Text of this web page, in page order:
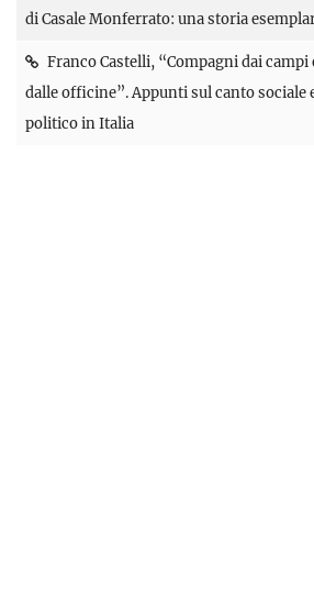
di Casale Monferrato: una storia
Franco Castelli, “Compagni dai campi
dalle officine”. Appunti sul canto sociale
politico in Italia